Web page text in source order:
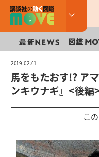
2019.02.01
馬をもたおす!? ア
ンキウナギ』<後編>
こ